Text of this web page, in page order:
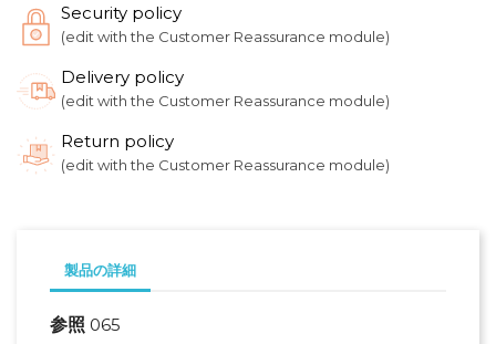
Security policy
(edit with the Customer Reassurance module)
Delivery policy
(edit with the Customer Reassurance module)
Return policy
(edit with the Customer Reassurance module)
製品の詳細
参照 065